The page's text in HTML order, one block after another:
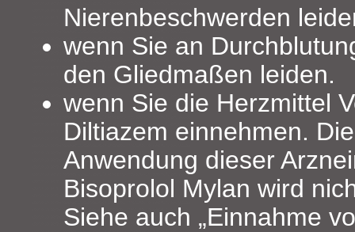
Nierenbeschwerden
wenn Sie an
den Gliedmaßen leiden.
wenn Sie die Herzmittel
Diltiazem einnehmen.
Anwendung dieser
Bisoprolol Mylan wird
Siehe auch „Einnahme